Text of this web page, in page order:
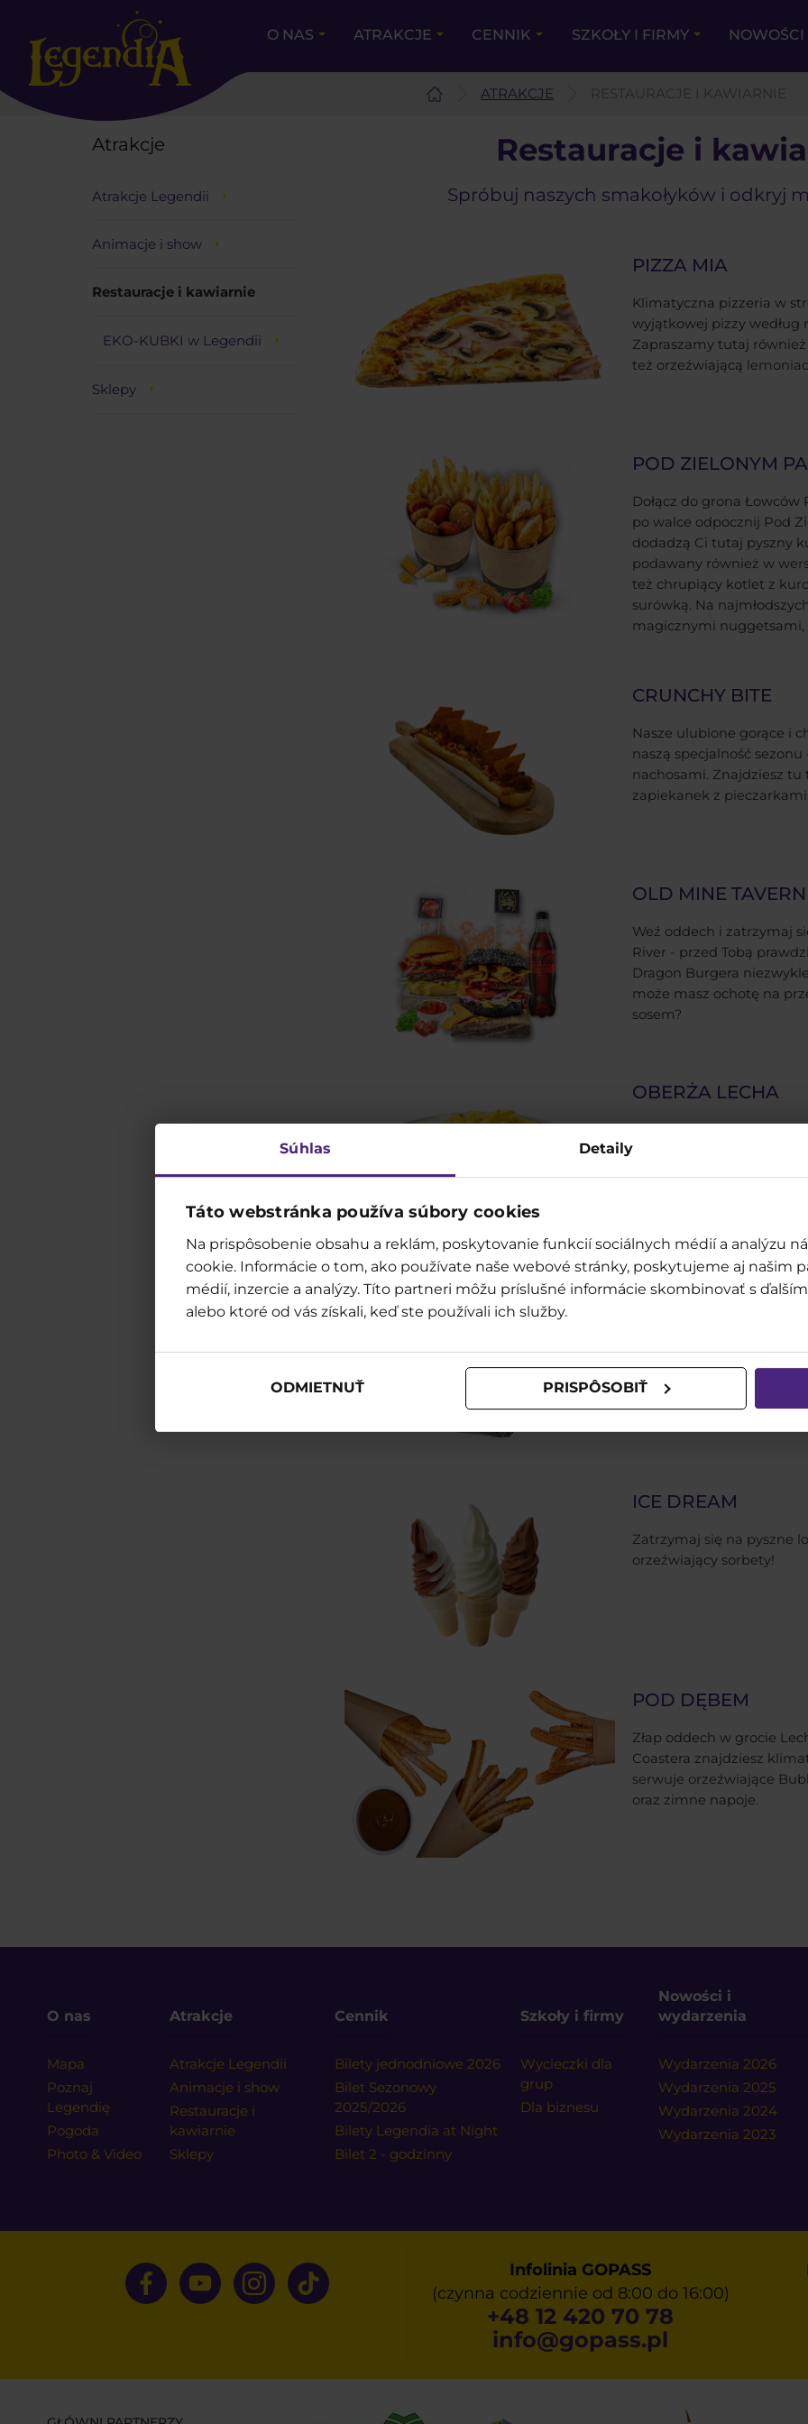
Súhlas Detaily
Táto webstránka používa súbory cookies
Na prispôsobenie obsahu a reklám, poskytovanie funkcií sociálnych médií a analýzu
cookie. Informácie o tom, ako používate naše webové stránky, poskytujeme aj našim
médií, inzercie a analýzy. Títo partneri môžu príslušné informácie skombinovať s
alebo ktoré od vás získali, keď ste používali ich služby.
ODMIETNUŤ PRISPÔSOBIŤ
O NAS ATRAKCJE CENNIK SZKOŁY I FIRMY
ATRAKCJE RESTAURACJE I KAWIARNIE
Atrakcje
Atrakcje Legendii
Animacje i show
Restauracje i kawiarnie
EKO-KUBKI w Legendii
Sklepy
Restauracje i
Spróbuj naszych smakołyków i odkryj
PIZZA MIA
Klimatyczna pizzeria w
wyjątkowej pizzy według
Zapraszamy tutaj również
też orzeźwiającą
POD ZIELONYM
Dołącz do grona Łowców
po walce odpocznij Pod
dodadzą Ci tutaj pyszny
podawany również w
też chrupiący kotlet z
surówką. Na
magicznymi nuggetsami,
CRUNCHY BITE
Nasze ulubione gorące i
naszą specjalność
nachosami. Znajdziesz tu
zapiekanek z
OLD MINE TAVERN
Weź oddech i zatrzymaj
River - przed Tobą
Dragon Burgera
może masz ochotę na
sosem?
OBERŻA LECHA
Legendii! W naszej
domku Baby Jagi,
ICE DREAM
Zatrzymaj się na pyszne
orzeźwiający sorbety!
POD DĘBEM
Złap oddech w grocie
Coastera znajdziesz
serwuje orzeźwiające
oraz zimne napoje.
O nas
Mapa
Poznaj
Legendię
Pogoda
Photo & Video
Atrakcje
Atrakcje Legendii
Animacje i show
Restauracje i
kawiarnie
Sklepy
Cennik
Bilety jednodniowe 2026
Bilet Sezonowy
2025/2026
Bilety Legendia at Night
Bilet 2 - godzinny
Szkoły i firmy
Wycieczki dla
grup
Dla biznesu
Nowości i
wydarzenia
Wydarzenia 2026
Wydarzenia 2025
Wydarzenia 2024
Wydarzenia 2023
Infolinia GOPASS
(czynna codziennie od 8:00 do 16:00)
+48 12 420 70 78
info@gopass.pl